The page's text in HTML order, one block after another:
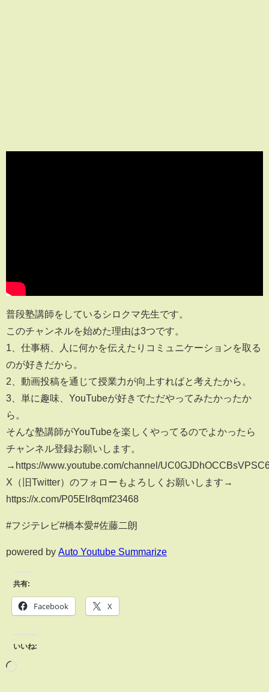
普段塾講師をしているシロクマ先生です。
このチャンネルを始めた理由は3つです。
1、仕事柄、人に何かを伝えたりコミュニケーションを取る
のが好きだから。
2、動画投稿を通じて授業力が向上すればと考えたから。
3、単に趣味、YouTubeが好きでただやってみたかったか
ら。
そんな塾講師がYouTubeを楽しくやってるのでよかったら
チャンネル登録お願いします。
→https://www.youtube.com/channel/
X（旧Twitter）のフォローもよろしくお願いします→
https://x.com/P05EIr8qmf23468
#フジテレビ#橋本愛#佐藤二朗
powered by Auto Youtube Summarize
共有:
Facebook X
いいね: